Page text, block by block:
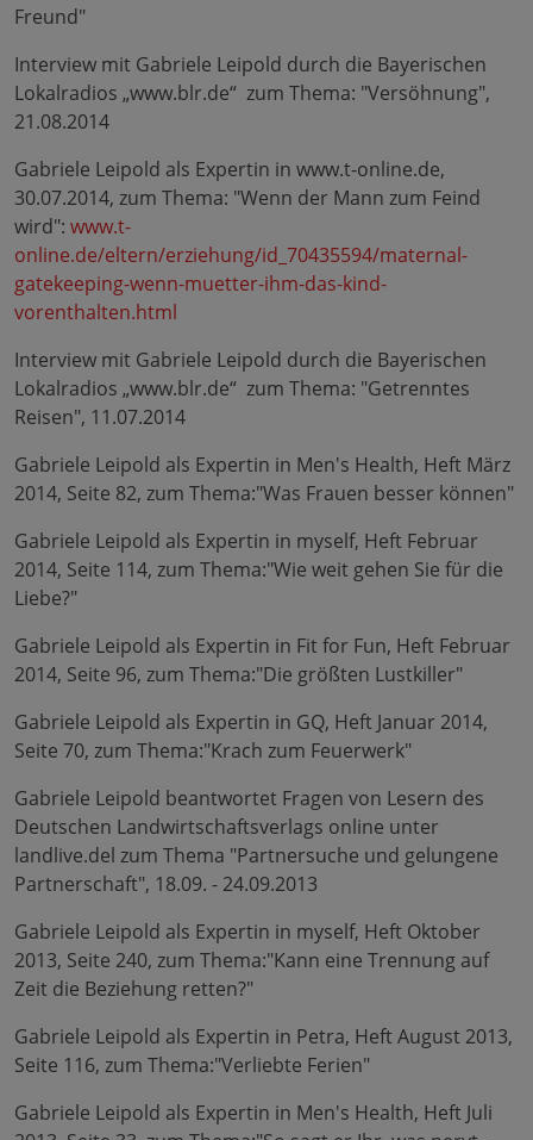
Freund"
Interview mit Gabriele Leipold durch die Bayerischen
Lokalradios „www.blr.de“ zum Thema: "Versöhnung",
21.08.2014
Gabriele Leipold als Expertin in www.t-online.de,
30.07.2014, zum Thema: "Wenn der Mann zum Feind
wird": www.t-
online.de/eltern/erziehung/id_70435594/maternal-
gatekeeping-wenn-muetter-ihm-das-kind-
vorenthalten.html
Interview mit Gabriele Leipold durch die Bayerischen
Lokalradios „www.blr.de“ zum Thema: "Getrenntes
Reisen", 11.07.2014
Gabriele Leipold als Expertin in Men's Health, Heft März
2014, Seite 82, zum Thema:"Was Frauen besser können"
Gabriele Leipold als Expertin in myself, Heft Februar
2014, Seite 114, zum Thema:"Wie weit gehen Sie für die
Liebe?"
Gabriele Leipold als Expertin in Fit for Fun, Heft Februar
2014, Seite 96, zum Thema:"Die größten Lustkiller"
Gabriele Leipold als Expertin in GQ, Heft Januar 2014,
Seite 70, zum Thema:"Krach zum Feuerwerk"
Gabriele Leipold beantwortet Fragen von Lesern des
Deutschen Landwirtschaftsverlags online unter
landlive.del zum Thema "Partnersuche und gelungene
Partnerschaft", 18.09. - 24.09.2013
Gabriele Leipold als Expertin in myself, Heft Oktober
2013, Seite 240, zum Thema:"Kann eine Trennung auf
Zeit die Beziehung retten?"
Gabriele Leipold als Expertin in Petra, Heft August 2013,
Seite 116, zum Thema:"Verliebte Ferien"
Gabriele Leipold als Expertin in Men's Health, Heft Juli